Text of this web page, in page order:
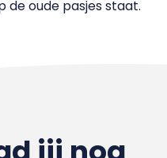
de oude pasjes staat.